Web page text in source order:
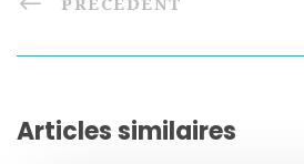
Articles similaires